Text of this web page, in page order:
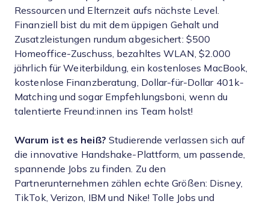
Ressourcen und Elternzeit aufs nächste Level.
Finanziell bist du mit dem üppigen Gehalt und
Zusatzleistungen rundum abgesichert: $500
Homeoffice-Zuschuss, bezahltes WLAN, $2.000
jährlich für Weiterbildung, ein kostenloses MacBook,
kostenlose Finanzberatung, Dollar-für-Dollar 401k-
Matching und sogar Empfehlungsboni, wenn du
talentierte Freund:innen ins Team holst!
Warum ist es heiß? Studierende verlassen sich auf
die innovative Handshake-Plattform, um passende,
spannende Jobs zu finden. Zu den
Partnerunternehmen zählen echte Größen: Disney,
TikTok, Verizon, IBM und Nike! Tolle Jobs und